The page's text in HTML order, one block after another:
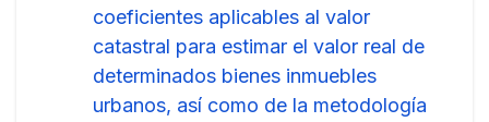
coeficientes aplicables al valor
catastral para estimar el valor real de
determinados bienes inmuebles
urbanos, así como de la metodología